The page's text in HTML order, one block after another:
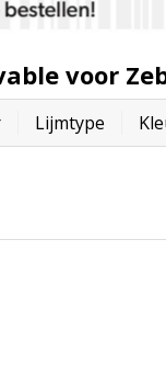
voor
Lijmtype